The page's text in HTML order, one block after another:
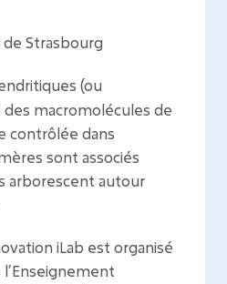
de Strasbourg
(ou
macromolécules de
contrôlée dans
sont associés
arborescent autour
iLab est organisé